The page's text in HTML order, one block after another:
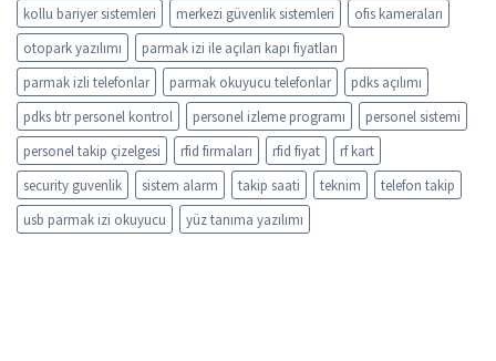
kollu bariyer sistemleri
merkezi güvenlik sistemleri
ofis kameraları
otopark yazılımı
parmak izi ile açılan kapı fiyatları
parmak izli telefonlar
parmak okuyucu telefonlar
pdks açılımı
pdks btr personel kontrol
personel izleme programı
personel sistemi
personel takip çizelgesi
rfid firmaları rfid fiyat
rf kart
security guvenlik
sistem alarm takip saati teknim
telefon takip
usb parmak izi okuyucu
yüz tanıma yazılımı